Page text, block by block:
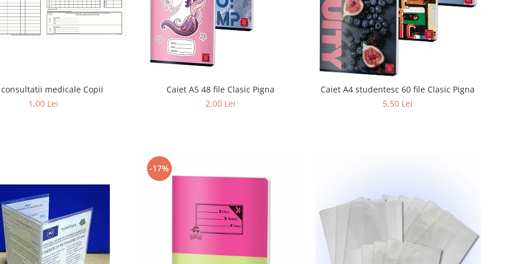
consultatii medicale Copii
1,00 Lei
Caiet A5 48 file Clasic Pigna
2,00 Lei
Caiet A4 studentesc 60 file Clasic Pigna
5,50 Lei
-17%